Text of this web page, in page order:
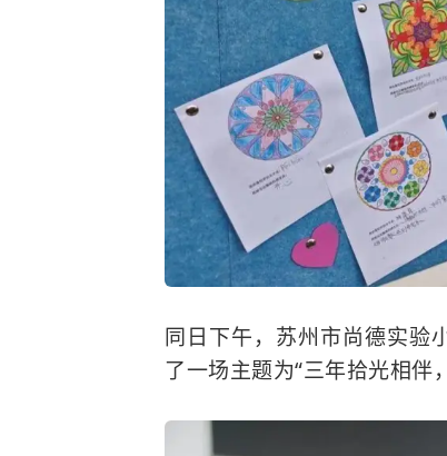
同日下午，苏州市尚德实验
了一场主题为“三年拾光相伴